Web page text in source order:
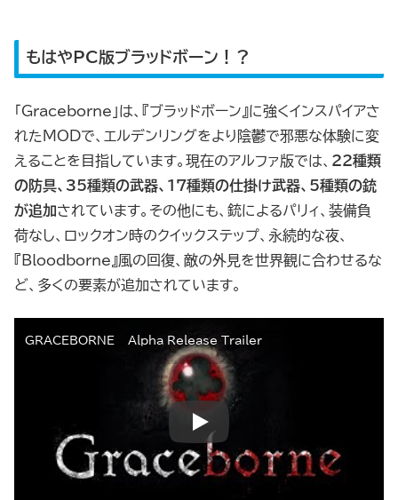
もはやPC版ブラッドボーン！？
「Graceborne」は、『ブラッドボーン』に強くインスパイアさ
れたMODで、エルデンリングをより陰鬱で邪悪な体験に変
えることを目指しています。現在のアルファ版では、 22種類
の防具、35種類の武器、17種類の仕掛け武器、5種類の銃
が追加されています。その他にも、銃によるパリィ、装備負
荷なし、ロックオン時のクイックステップ、永続的な夜、
『Bloodborne』風の回復、敵の外見を世界観に合わせるな
ど、多くの要素が追加されています。
GRACEBORNE – Alpha Release Trailer